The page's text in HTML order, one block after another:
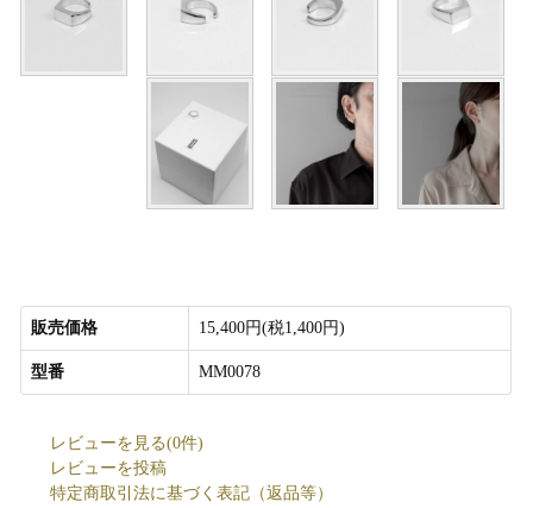
販売価格 15,400円(税1,400円)
型番 MM0078
レビューを見る(0件)
レビューを投稿
特定商取引法に基づく表記（返品等）